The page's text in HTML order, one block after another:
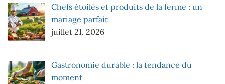
Chefs étoilés et produits de la ferme : un
mariage parfait
juillet 21, 2026
Gastronomie durable : la tendance du
moment